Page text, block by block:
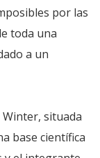
por las
toda una
a un
situada
base científica